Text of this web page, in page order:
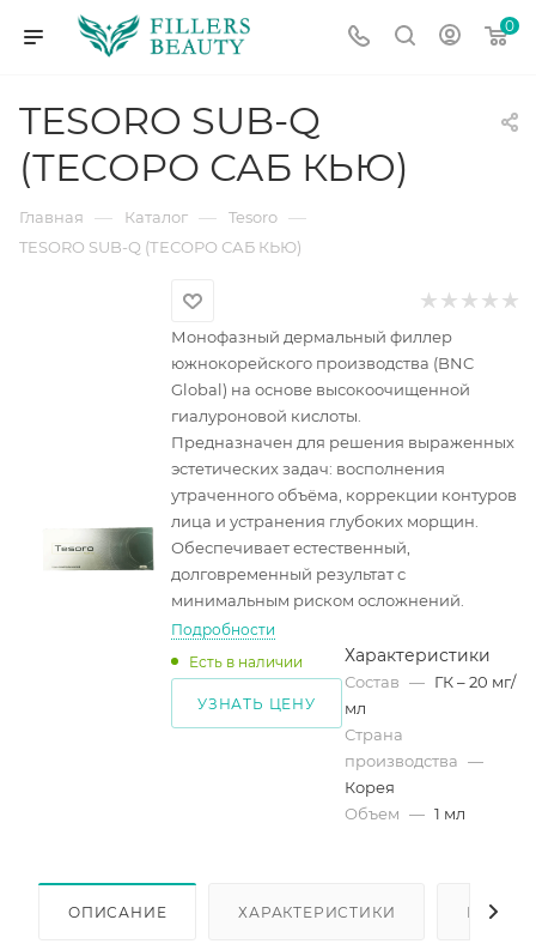
0
TESORO SUB-Q
(ТЕСОРО САБ КЬЮ)
Главная — Каталог — Tesoro —
TESORO SUB-Q (ТЕСОРО САБ КЬЮ)
Монофазный дермальный филлер
южнокорейского производства (BNC
Global) на основе высокоочищенной
гиалуроновой кислоты.
Предназначен для решения выраженных
эстетических задач: восполнения
утраченного объёма, коррекции контуров
лица и устранения глубоких морщин.
Обеспечивает естественный,
долговременный результат с
минимальным риском осложнений.
Подробности
Есть в наличии
УЗНАТЬ ЦЕНУ
Характеристики
Состав — ГК – 20 мг/
мл
Страна
производства —
Корея
Объем — 1 мл
ОПИСАНИЕ ХАРАКТЕРИСТИКИ КАК